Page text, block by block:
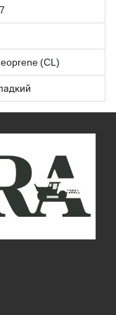
(CL)